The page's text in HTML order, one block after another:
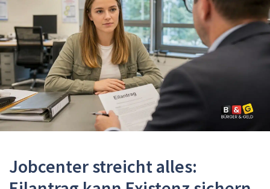
Jobcenter streicht alles: